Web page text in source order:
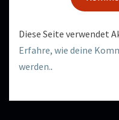
Diese Seite verwendet
Erfahre, wie deine
werden..